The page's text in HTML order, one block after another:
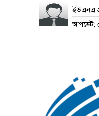
ইউএনএ
আপডেট: